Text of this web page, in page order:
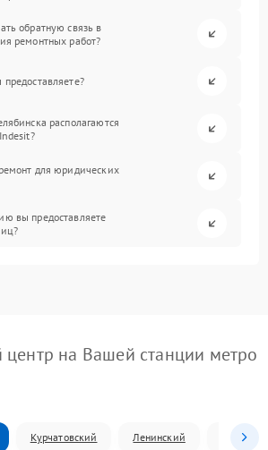
обратную связь в
ремонтных работ?
располагаются
для юридических
вы предоставляете
на Вашей станции метро
Курчатовский Ленинский